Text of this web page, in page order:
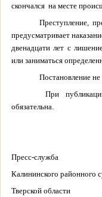
скончался на месте
Преступление,
предусматривает
двенадцати лет с
или заниматься
Постановление не
При
обязательна.
Пресс-служба
Калининского районного
Тверской области